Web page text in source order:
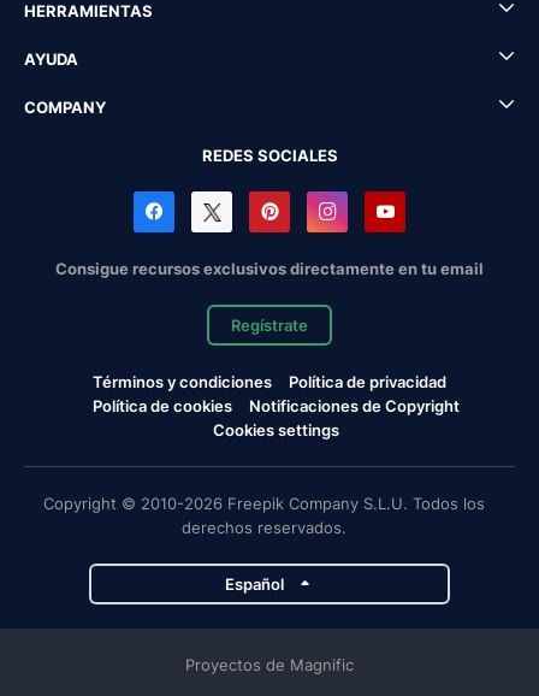
HERRAMIENTAS
AYUDA
COMPANY
REDES SOCIALES
Consigue recursos exclusivos directamente en tu email
Regístrate
Términos y condiciones
Política de privacidad
Política de cookies
Notificaciones de Copyright
Cookies settings
Copyright © 2010-2026 Freepik Company S.L.U. Todos los
derechos reservados.
Español
Proyectos de Magnific